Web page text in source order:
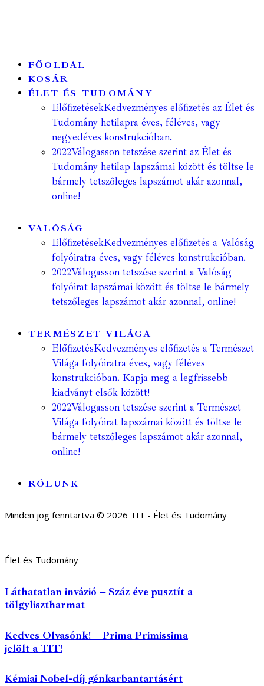
FŐOLDAL
KOSÁR
ÉLET ÉS TUDOMÁNY
ElőfizetésekKedvezményes előfizetés az Élet és
Tudomány hetilapra éves, féléves, vagy
negyedéves konstrukcióban.
2022Válogasson tetszése szerint az Élet és
Tudomány hetilap lapszámai között és töltse le
bármely tetszőleges lapszámot akár azonnal,
online!
VALÓSÁG
ElőfizetésekKedvezményes előfizetés a Valóság
folyóiratra éves, vagy féléves konstrukcióban.
2022Válogasson tetszése szerint a Valóság
folyóirat lapszámai között és töltse le bármely
tetszőleges lapszámot akár azonnal, online!
TERMÉSZET VILÁGA
ElőfizetésKedvezményes előfizetés a Természet
Világa folyóiratra éves, vagy féléves
konstrukcióban. Kapja meg a legfrissebb
kiadványt elsők között!
2022Válogasson tetszése szerint a Természet
Világa folyóirat lapszámai között és töltse le
bármely tetszőleges lapszámot akár azonnal,
online!
RÓLUNK
Minden jog fenntartva © 2026 TIT - Élet és Tudomány
Élet és Tudomány
Láthatatlan invázió – Száz éve pusztít a
tölgylisztharmat
Kedves Olvasónk! – Prima Primissima
jelölt a TIT!
Kémiai Nobel-díj génkarbantartásért